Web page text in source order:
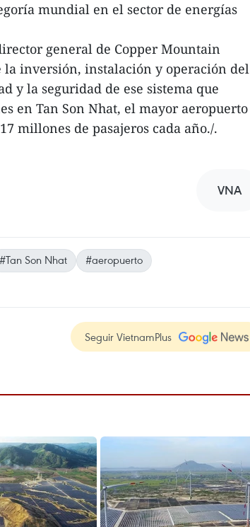
mundial en el sector de energías
general de Copper Mountain
la inversión, instalación y operación del
y la seguridad de ese sistema que
en Tan Son Nhat, el mayor aeropuerto
millones de pasajeros cada año./.
VNA
#Tan Son Nhat
#aeropuerto
Seguir VietnamPlus